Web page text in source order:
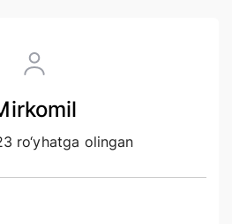
ro‘yhatga olingan